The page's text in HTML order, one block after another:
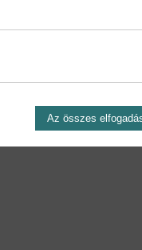
Az összes